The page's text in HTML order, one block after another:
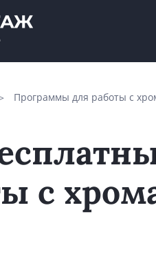
Программы для работы с
с